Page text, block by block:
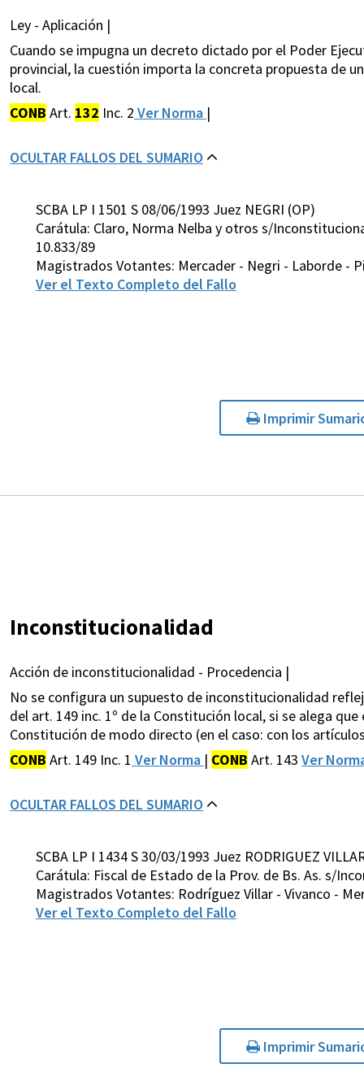
Ley - Aplicación |
Cuando se impugna un decreto dictado por el Poder
provincial, la cuestión importa la concreta propuesta de
local.
CONB Art. 132 Inc. 2 Ver Norma |
OCULTAR FALLOS DEL SUMARIO
SCBA LP I 1501 S 08/06/1993 Juez NEGRI (OP)
Carátula: Claro, Norma Nelba y otros s/
10.833/89
Magistrados Votantes: Mercader - Negri - Laborde -
Ver el Texto Completo del Fallo
Imprimir
Inconstitucionalidad
Acción de inconstitucionalidad - Procedencia |
No se configura un supuesto de inconstitucionalidad
del art. 149 inc. 1º de la Constitución local, si se alega
Constitución de modo directo (en el caso: con los
CONB Art. 149 Inc. 1 Ver Norma | CONB Art. 143 Ver
OCULTAR FALLOS DEL SUMARIO
SCBA LP I 1434 S 30/03/1993 Juez RODRIGUEZ
Carátula: Fiscal de Estado de la Prov. de Bs. As. s/
Magistrados Votantes: Rodríguez Villar - Vivanco -
Ver el Texto Completo del Fallo
Imprimir